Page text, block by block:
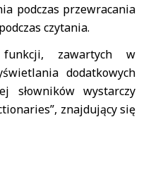
podczas przewracania
czytania.
zawartych w
dodatkowych
słowników wystarczy
znajdujący się